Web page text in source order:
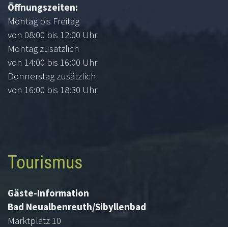
Öffnungszeiten:
Montag bis Freitag
von 08:00 bis 12:00 Uhr
Montag zusätzlich
von 14:00 bis 16:00 Uhr
Donnerstag zusätzlich
von 16:00 bis 18:30 Uhr
Tourismus
Gäste-Information
Bad Neualbenreuth/Sibyllenbad
Marktplatz 10